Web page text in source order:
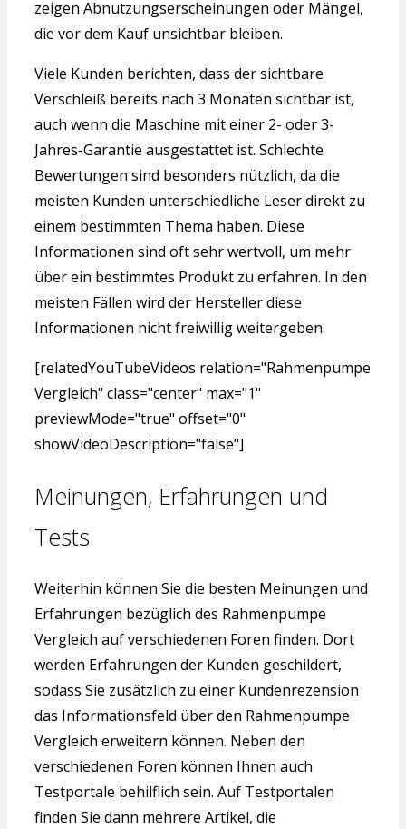
zeigen Abnutzungserscheinungen oder Mängel,
die vor dem Kauf unsichtbar bleiben.
Viele Kunden berichten, dass der sichtbare
Verschleiß bereits nach 3 Monaten sichtbar ist,
auch wenn die Maschine mit einer 2- oder 3-
Jahres-Garantie ausgestattet ist. Schlechte
Bewertungen sind besonders nützlich, da die
meisten Kunden unterschiedliche Leser direkt zu
einem bestimmten Thema haben. Diese
Informationen sind oft sehr wertvoll, um mehr
über ein bestimmtes Produkt zu erfahren. In den
meisten Fällen wird der Hersteller diese
Informationen nicht freiwillig weitergeben.
[relatedYouTubeVideos relation="Rahmenpumpe
Vergleich" class="center" max="1"
previewMode="true" offset="0"
showVideoDescription="false"]
Meinungen, Erfahrungen und
Tests
Weiterhin können Sie die besten Meinungen und
Erfahrungen bezüglich des Rahmenpumpe
Vergleich auf verschiedenen Foren finden. Dort
werden Erfahrungen der Kunden geschildert,
sodass Sie zusätzlich zu einer Kundenrezension
das Informationsfeld über den Rahmenpumpe
Vergleich erweitern können. Neben den
verschiedenen Foren können Ihnen auch
Testportale behilflich sein. Auf Testportalen
finden Sie dann mehrere Artikel, die